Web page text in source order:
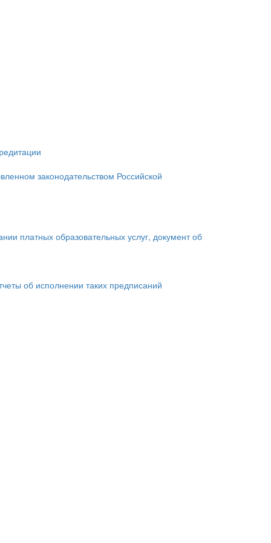
законодательством Российской
платных образовательных услуг, документ об
об исполнении таких предписаний